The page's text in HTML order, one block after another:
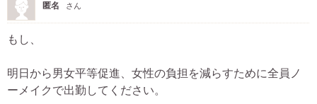
匿名 さん
もし、
明日から男女平等促進、女性の負担を減らすために全員ノ
ーメイクで出勤してください。